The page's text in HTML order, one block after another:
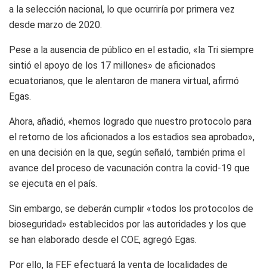
a la selección nacional, lo que ocurriría por primera vez
desde marzo de 2020.
Pese a la ausencia de público en el estadio, «la Tri siempre
sintió el apoyo de los 17 millones» de aficionados
ecuatorianos, que le alentaron de manera virtual, afirmó
Egas.
Ahora, añadió, «hemos logrado que nuestro protocolo para
el retorno de los aficionados a los estadios sea aprobado»,
en una decisión en la que, según señaló, también prima el
avance del proceso de vacunación contra la covid-19 que
se ejecuta en el país.
Sin embargo, se deberán cumplir «todos los protocolos de
bioseguridad» establecidos por las autoridades y los que
se han elaborado desde el COE, agregó Egas.
Por ello, la FEF efectuará la venta de localidades de